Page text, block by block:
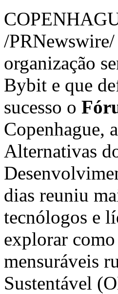
/
organização
Bybit e que
sucesso o
Copenhague,
Alternativas
dias reuniu
tecnólogos e
explorar
mensuráveis
Sustentável